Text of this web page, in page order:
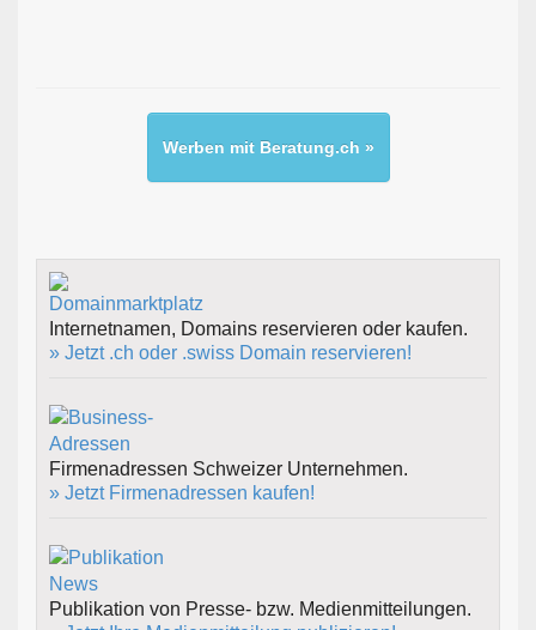
Werben mit Beratung.ch »
Internetnamen, Domains reservieren oder kaufen.
» Jetzt .ch oder .swiss Domain reservieren!
Firmenadressen Schweizer Unternehmen.
» Jetzt Firmenadressen kaufen!
Publikation von Presse- bzw. Medienmitteilungen.